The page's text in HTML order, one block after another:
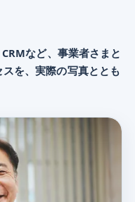
など、事業者さまと
を、実際の写真ととも